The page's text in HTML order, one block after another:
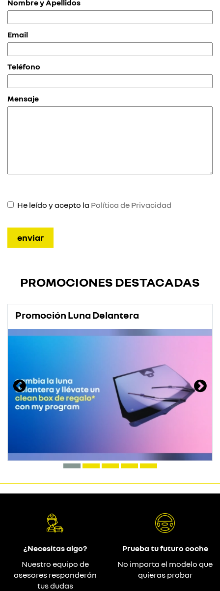
Nombre y Apellidos
Email
Teléfono
Mensaje
He leído y acepto la Política de Privacidad
PROMOCIONES DESTACADAS
Promoción Luna Delantera
¿Necesitas algo?
Nuestro equipo de
asesores responderán
tus dudas
Prueba tu futuro coche
No importa el modelo que
quieras probar